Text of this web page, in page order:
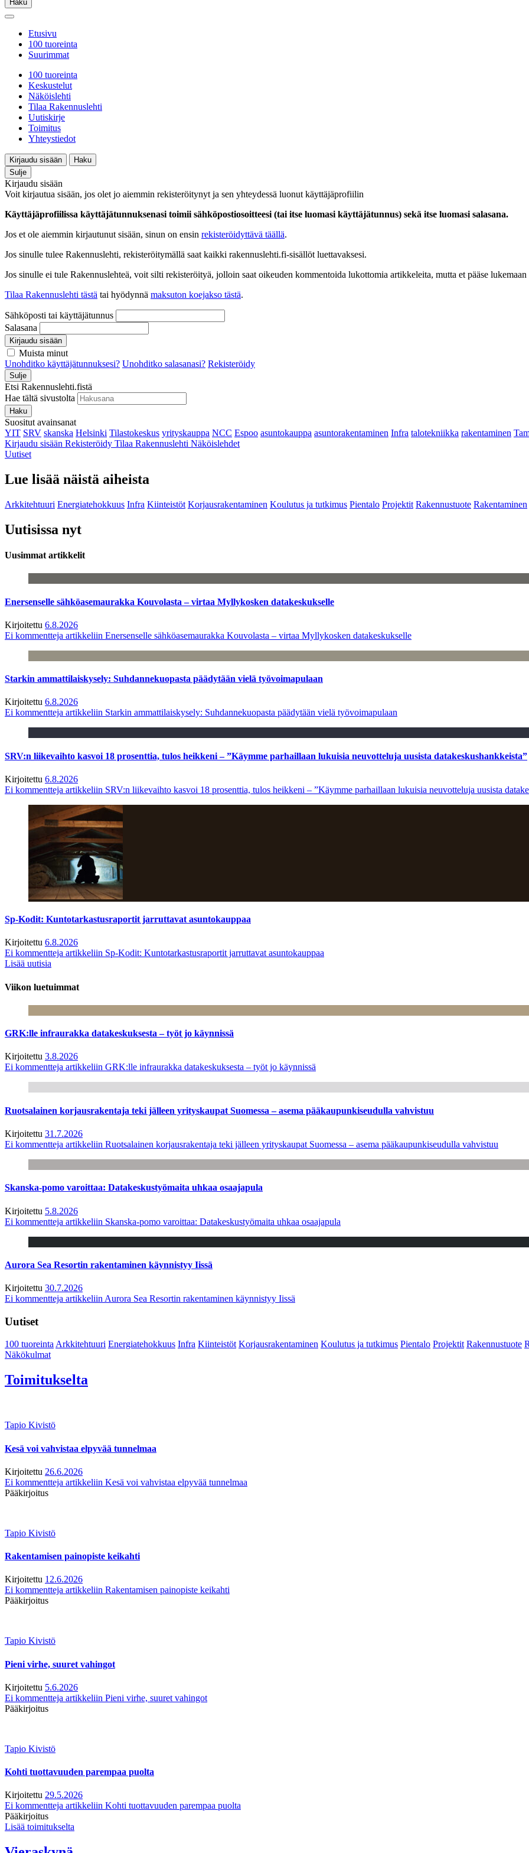
Haku
Etusivu
100 tuoreinta
Suurimmat
100 tuoreinta
Keskustelut
Näköislehti
Tilaa Rakennuslehti
Uutiskirje
Toimitus
Yhteystiedot
Kirjaudu sisään
Haku
Sulje
Kirjaudu sisään
Voit kirjautua sisään, jos olet jo aiemmin rekisteröitynyt ja sen yhteydessä luonut käyttäjäprofiilin
Käyttäjäprofiilissa käyttäjätunnuksenasi toimii sähköpostiosoitteesi (tai itse luomasi käyttäjätunnus) sekä itse luomasi salasana.
Jos et ole aiemmin kirjautunut sisään, sinun on ensin rekisteröidyttävä täällä.
Jos sinulle tulee Rakennuslehti, rekisteröitymällä saat kaikki rakennuslehti.fi-sisällöt luettavaksesi.
Jos sinulle ei tule Rakennuslehteä, voit silti rekisteröityä, jolloin saat oikeuden kommentoida lukottomia artikkeleita, mutta et pääse
Tilaa Rakennuslehti tästä tai hyödynnä maksuton koejakso tästä.
Sähköposti tai käyttäjätunnus
Salasana
Kirjaudu sisään
Muista minut
Unohditko käyttäjätunnuksesi? Unohditko salasanasi? Rekisteröidy
Sulje
Etsi Rakennuslehti.fistä
Hae tältä sivustolta
Haku
Suositut avainsanat
YIT SRV skanska Helsinki Tilastokeskus yrityskauppa NCC Espoo asuntokauppa asuntorakentaminen Infra talotekniikka rakentaminen
Kirjaudu sisään Rekisteröidy Tilaa Rakennuslehti Näköislehdet
Uutiset
Lue lisää näistä aiheista
Arkkitehtuuri Energiatehokkuus Infra Kiinteistöt Korjausrakentaminen Koulutus ja tutkimus Pientalo Projektit Rakennustuote Rakentaminen
Uutisissa nyt
Uusimmat artikkelit
Enersenselle sähköasemaurakka Kouvolasta – virtaa Myllykosken datakeskukselle
Kirjoitettu 6.8.2026
Ei kommentteja artikkeliin Enersenselle sähköasemaurakka Kouvolasta – virtaa Myllykosken datakeskukselle
Starkin ammattilaiskysely: Suhdannekuopasta päädytään vielä työvoimapulaan
Kirjoitettu 6.8.2026
Ei kommentteja artikkeliin Starkin ammattilaiskysely: Suhdannekuopasta päädytään vielä työvoimapulaan
SRV:n liikevaihto kasvoi 18 prosenttia, tulos heikkeni – ”Käymme parhaillaan lukuisia neuvotteluja uusista datakeskushankkeista”
Kirjoitettu 6.8.2026
Ei kommentteja artikkeliin SRV:n liikevaihto kasvoi 18 prosenttia, tulos heikkeni – ”Käymme parhaillaan lukuisia neuvotteluja uusista
Sp-Kodit: Kuntotarkastusraportit jarruttavat asuntokauppaa
Kirjoitettu 6.8.2026
Ei kommentteja artikkeliin Sp-Kodit: Kuntotarkastusraportit jarruttavat asuntokauppaa
Lisää uutisia
Viikon luetuimmat
GRK:lle infraurakka datakeskuksesta – työt jo käynnissä
Kirjoitettu 3.8.2026
Ei kommentteja artikkeliin GRK:lle infraurakka datakeskuksesta – työt jo käynnissä
Ruotsalainen korjausrakentaja teki jälleen yrityskaupat Suomessa – asema pääkaupunkiseudulla vahvistuu
Kirjoitettu 31.7.2026
Ei kommentteja artikkeliin Ruotsalainen korjausrakentaja teki jälleen yrityskaupat Suomessa – asema pääkaupunkiseudulla vahvistuu
Skanska-pomo varoittaa: Datakeskustyömaita uhkaa osaajapula
Kirjoitettu 5.8.2026
Ei kommentteja artikkeliin Skanska-pomo varoittaa: Datakeskustyömaita uhkaa osaajapula
Aurora Sea Resortin rakentaminen käynnistyy Iissä
Kirjoitettu 30.7.2026
Ei kommentteja artikkeliin Aurora Sea Resortin rakentaminen käynnistyy Iissä
Uutiset
100 tuoreintaArkkitehtuuri Energiatehokkuus Infra Kiinteistöt Korjausrakentaminen Koulutus ja tutkimus Pientalo Projektit Rakennustuote
Näkökulmat
Toimitukselta
Tapio Kivistö
Kesä voi vahvistaa elpyvää tunnelmaa
Kirjoitettu 26.6.2026
Ei kommentteja artikkeliin Kesä voi vahvistaa elpyvää tunnelmaa
Pääkirjoitus
Tapio Kivistö
Rakentamisen painopiste keikahti
Kirjoitettu 12.6.2026
Ei kommentteja artikkeliin Rakentamisen painopiste keikahti
Pääkirjoitus
Tapio Kivistö
Pieni virhe, suuret vahingot
Kirjoitettu 5.6.2026
Ei kommentteja artikkeliin Pieni virhe, suuret vahingot
Pääkirjoitus
Tapio Kivistö
Kohti tuottavuuden parempaa puolta
Kirjoitettu 29.5.2026
Ei kommentteja artikkeliin Kohti tuottavuuden parempaa puolta
Pääkirjoitus
Lisää toimitukselta